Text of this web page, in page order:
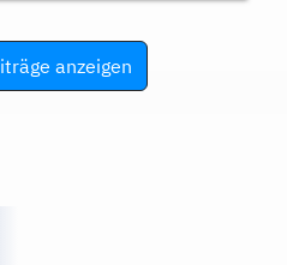
anzeigen